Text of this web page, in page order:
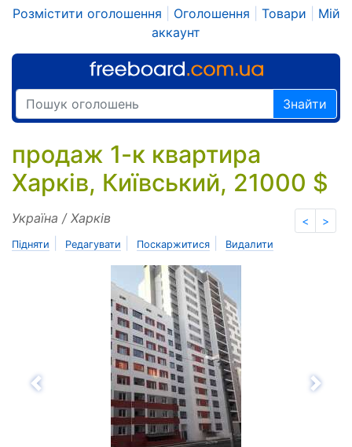
Розмістити оголошення Оголошення Товари
Мій
аккаунт
Знайти
продаж 1-к квартира
Харків, Київський, 21000 $
< >
Україна / Харків
Підняти Редагувати Поскаржитися Видалити
Назад